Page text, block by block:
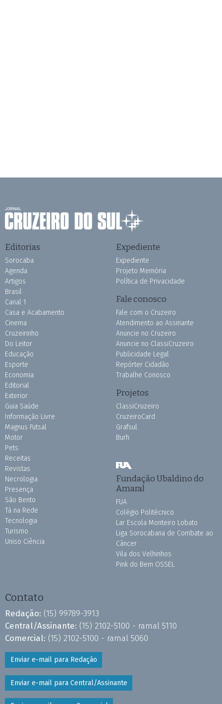
Editorias
Sorocaba
Agenda
Artigos
Brasil
Canal 1
Casa e Acabamento
Cinema
Cruzeirinho
Do Leitor
Educação
Esporte
Economia
Editorial
Exterior
Guia Saúde
Informação Livre
Magnus Futsal
Motor
Pets
Receitas
Revistas
Necrologia
Presença
São Bento
Tá na Rede
Tecnologia
Turismo
Uniso Ciência
Expediente
Expediente
Projeto Memória
Política de Privacidade
Fale conosco
Fale com o Cruzeiro
Atendimento ao Assinante
Anuncie no Cruzeiro
Anuncie no ClassiCruzeiro
Publicidade Legal
Repórter Cidadão
Trabalhe Conosco
Projetos
ClassiCruzeiro
CruzeiroCard
Grafsul
Burh
Fundação Ubaldino do
Amaral
FUA
Colégio Politécnico
Lar Escola Monteiro Lobato
Liga Sorocabana de Combate ao
Câncer
Vila dos Velhinhos
Pink do Bem OSSEL
Contato
Redação: (15) 99789-3913
Central/Assinante: (15) 2102-5100 - ramal 5110
Comercial: (15) 2102-5100 - ramal 5060
Enviar e-mail para Redação
Enviar e-mail para Central/Assinante